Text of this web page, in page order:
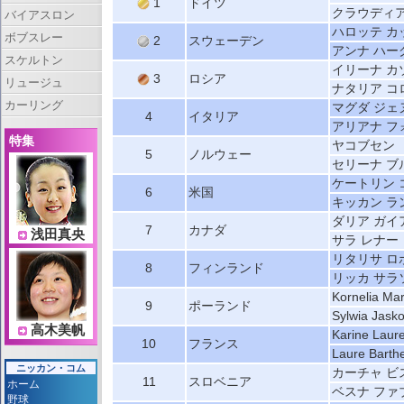
クラウディ
2
スウェーデン
ハロッテ カ
アンナ ハー
3
ロシア
イリーナ カ
ナタリア コ
4
イタリア
マグダ ジェ
アリアナ フ
5
ノルウェー
ヤコブセン
セリーナ ブ
6
米国
ケートリン
キッカン ラ
7
カナダ
ダリア ガイ
サラ レナー
8
フィンランド
リタリサ ロ
リッカ サラ
9
ポーランド
Kornelia
Sylwia
10
フランス
Karine
Laure
11
スロベニア
カーチャ ビ
ベスナ ファ
バイアスロン
ボブスレー
スケルトン
リュージュ
カーリング
特集
浅田真央
高木美帆
ニッカン・コム
ホーム
野球